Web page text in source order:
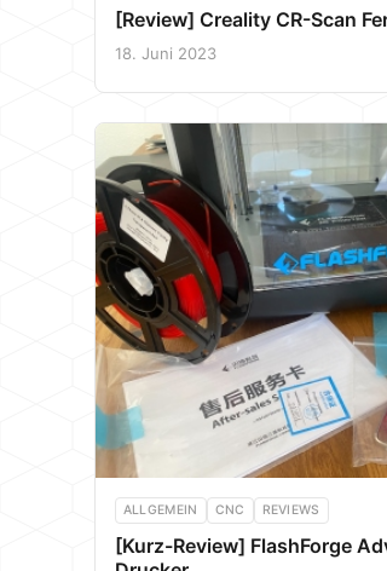
[Review] Creality CR-Scan
18. Juni 2023
ALLGEMEIN CNC REVIEWS
[Kurz-Review] FlashForge